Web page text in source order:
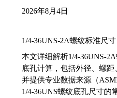
2026年8月4日
1/4-36UNS-2A螺纹标准尺寸
本文详细解析1/4-36UNS-
底孔计算，包括外径、螺距
并提供专业数据来源（
1/4-36UNS螺纹底孔尺寸的